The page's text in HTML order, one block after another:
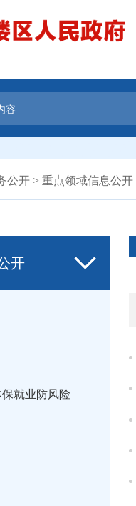
公开 > 重点领域信息公开
开
就业防风险